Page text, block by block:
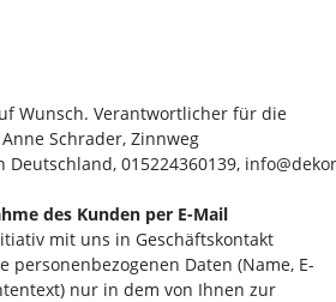
Wunsch. Verantwortlicher für die
Anne Schrader, Zinnweg
Deutschland, 015224360139,
des Kunden per E-Mail
mit uns in Geschäftskontakt
Daten (Name, E-
nur in dem von Ihnen zur